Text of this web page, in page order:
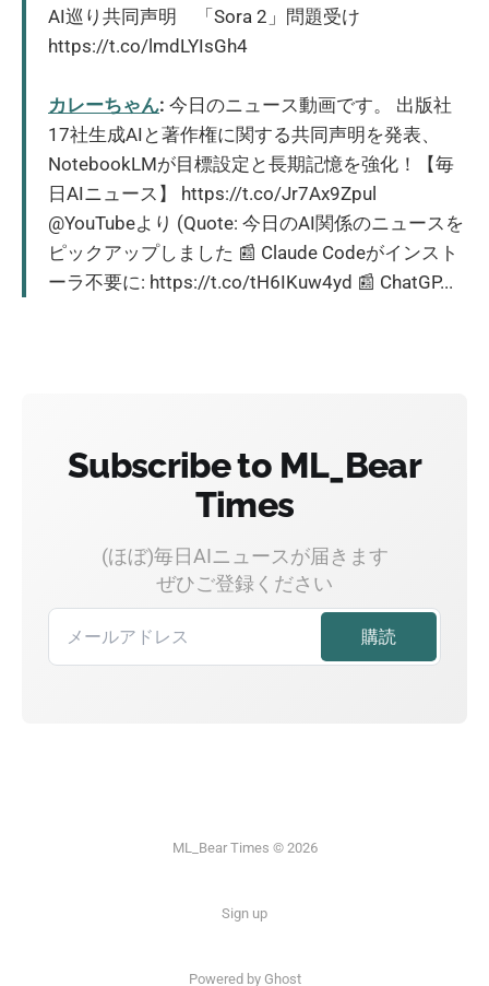
AI巡り共同声明 「Sora 2」問題受け
https://t.co/lmdLYIsGh4
カレーちゃん: 今日のニュース動画です。 出版社
17社生成AIと著作権に関する共同声明を発表、
NotebookLMが目標設定と長期記憶を強化！【毎
日AIニュース】 https://t.co/Jr7Ax9Zpul
@YouTubeより (Quote: 今日のAI関係のニュースを
ピックアップしました 📰 Claude Codeがインスト
ーラ不要に: https://t.co/tH6IKuw4yd 📰 ChatGP...
Subscribe to ML_Bear
Times
(ほぼ)毎日AIニュースが届きます
ぜひご登録ください
ML_Bear Times © 2026
Sign up
Powered by Ghost